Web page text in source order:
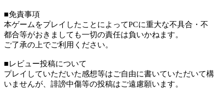
■免責事項
本ゲームをプレイしたことによってPCに重大な不具合・不
都合等がおきましても一切の責任は負いかねます。
ご了承の上でご利用ください。
■レビュー投稿について
プレイしていただいた感想等はご自由に書いていただいて構
いませんが、誹謗中傷等の投稿はご遠慮願います。